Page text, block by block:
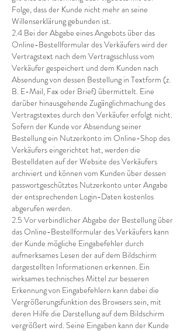
Folge, dass der Kunde nicht mehr an seine
Willenserklärung gebunden ist.
2.4 Bei der Abgabe eines Angebots über das
Online-Bestellformular des Verkäufers wird der
Vertragstext nach dem Vertragsschluss vom
Verkäufer gespeichert und dem Kunden nach
Absendung von dessen Bestellung in Textform (z.
B. E-Mail, Fax oder Brief) übermittelt. Eine
darüber hinausgehende Zugänglichmachung des
Vertragstextes durch den Verkäufer erfolgt nicht.
Sofern der Kunde vor Absendung seiner
Bestellung ein Nutzerkonto im Online-Shop des
Verkäufers eingerichtet hat, werden die
Bestelldaten auf der Website des Verkäufers
archiviert und können vom Kunden über dessen
passwortgeschütztes Nutzerkonto unter Angabe
der entsprechenden Login-Daten kostenlos
abgerufen werden.
2.5 Vor verbindlicher Abgabe der Bestellung über
das Online-Bestellformular des Verkäufers kann
der Kunde mögliche Eingabefehler durch
aufmerksames Lesen der auf dem Bildschirm
dargestellten Informationen erkennen. Ein
wirksames technisches Mittel zur besseren
Erkennung von Eingabefehlern kann dabei die
Vergrößerungsfunktion des Browsers sein, mit
deren Hilfe die Darstellung auf dem Bildschirm
vergrößert wird. Seine Eingaben kann der Kunde